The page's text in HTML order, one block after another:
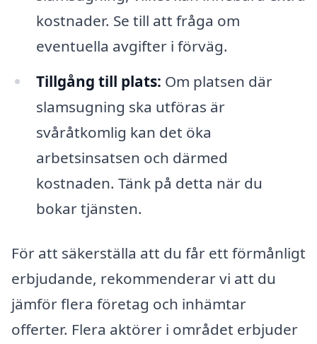
kostnader. Se till att fråga om
eventuella avgifter i förväg.
Tillgång till plats: Om platsen där
slamsugning ska utföras är
svåråtkomlig kan det öka
arbetsinsatsen och därmed
kostnaden. Tänk på detta när du
bokar tjänsten.
För att säkerställa att du får ett förmånligt
erbjudande, rekommenderar vi att du
jämför flera företag och inhämtar
offerter. Flera aktörer i området erbjuder